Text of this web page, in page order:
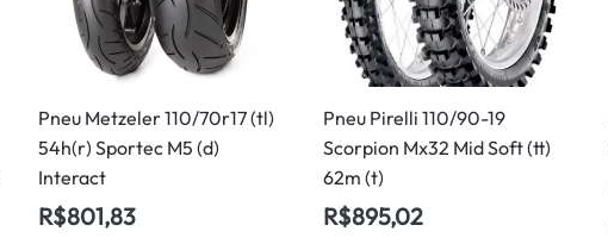
Pneu Metzeler 110/70r17 (tl)
54h(r) Sportec M5 (d)
Interact
R$801,83
Pneu Pirelli 110/90-19
Scorpion Mx32 Mid Soft (tt)
62m (t)
R$895,02